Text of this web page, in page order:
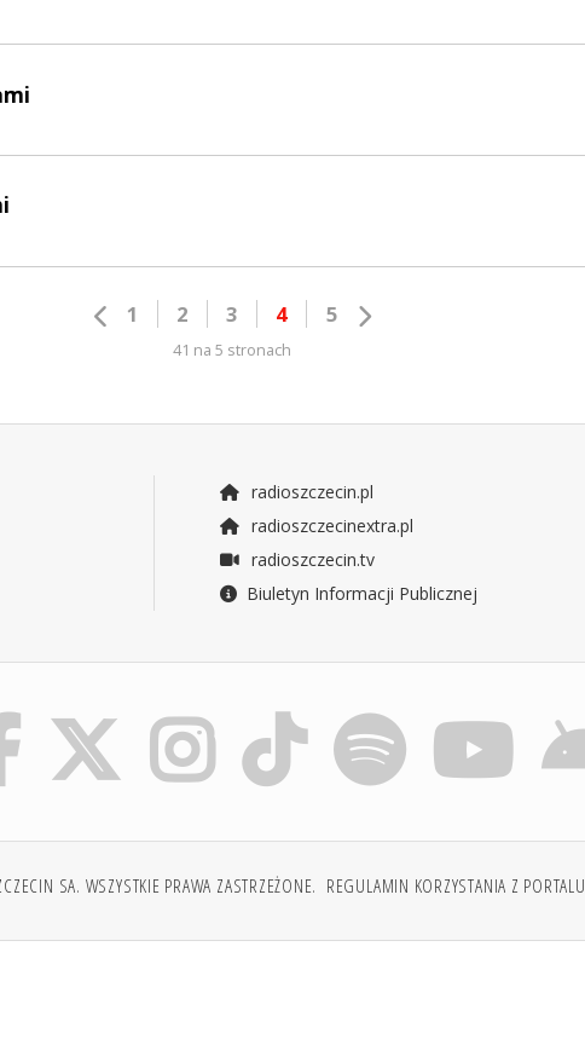
1 2 3 4 5
41 na 5 stronach
radioszczecin.pl
radioszczecinextra.pl
radioszczecin.tv
Biuletyn Informacji Publicznej
SA. WSZYSTKIE PRAWA ZASTRZEŻONE. REGULAMIN KORZYSTANIA Z PORTALU